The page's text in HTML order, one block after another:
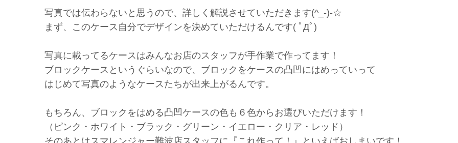
写真では伝わらないと思うので、詳しく解説させていただきます(^_-)-☆
まず、このケース自分でデザインを決めていただけるんです( ﾟДﾟ)
写真に載ってるケースはみんなお店のスタッフが手作業で作ってます！
ブロックケースというぐらいなので、ブロックをケースの凸凹にはめっていって
はじめて写真のようなケースたちが出来上がるんです。
もちろん、ブロックをはめる凸凹ケースの色も６色からお選びいただけます！
（ピンク・ホワイト・ブラック・グリーン・イエロー・クリア・レッド）
そのあとはスマレンジャー難波店スタッフに『これ作って！』といえばおしまいです！